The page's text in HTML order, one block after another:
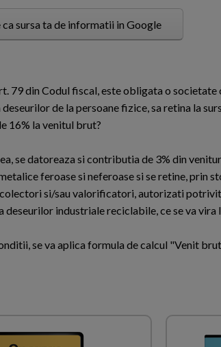
ca sursa ta de informatii in Google
79 din Codul fiscal, este obligata o
de la persoane fizice, sa retina la
16% la venitul brut?
se datoreaza si contributia de 3% din
feroase si neferoase si se retine, prin
si/sau valorificatori, autorizati
deseurilor industriale reciclabile, ce se va vira
se va aplica formula de calcul "Venit